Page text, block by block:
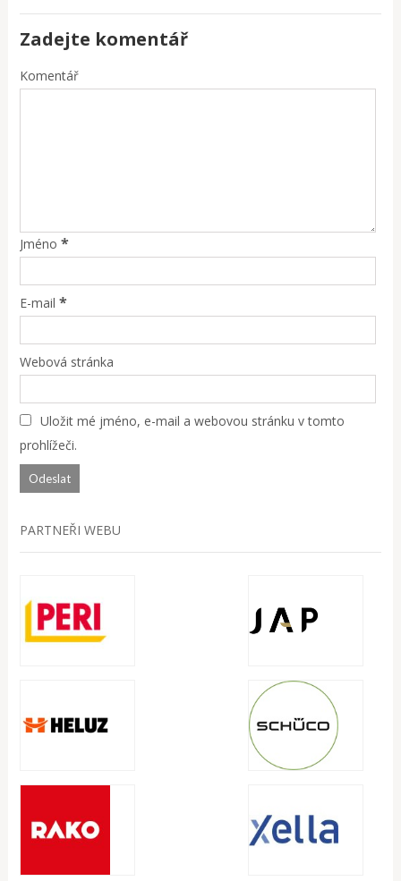
Zadejte komentář
Komentář
Jméno *
E-mail *
Webová stránka
Uložit mé jméno, e-mail a webovou stránku v tomto
prohlížeči.
PARTNEŘI WEBU